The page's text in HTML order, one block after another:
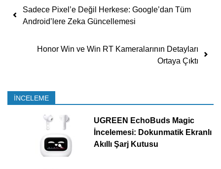
Yazı dolaşımı
Sadece Pixel’e Değil Herkese: Google’dan Tüm
Android’lere Zeka Güncellemesi
Honor Win ve Win RT Kameralarının Detayları
Ortaya Çıktı
İNCELEME
UGREEN EchoBuds Magic
İncelemesi: Dokunmatik Ekranlı
Akıllı Şarj Kutusu